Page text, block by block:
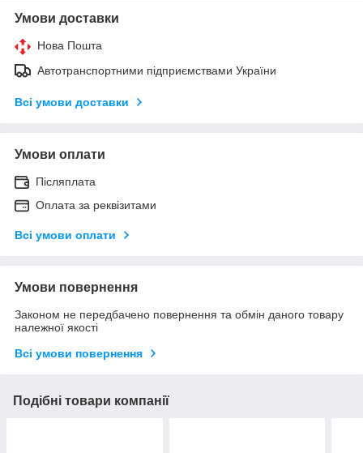
Умови доставки
Нова Пошта
Автотранспортними підприємствами України
Всі умови доставки
Умови оплати
Післяплата
Оплата за реквізитами
Всі умови оплати
Умови повернення
Законом не передбачено повернення та обмін даного товару
належної якості
Всі умови повернення
Подібні товари компанії